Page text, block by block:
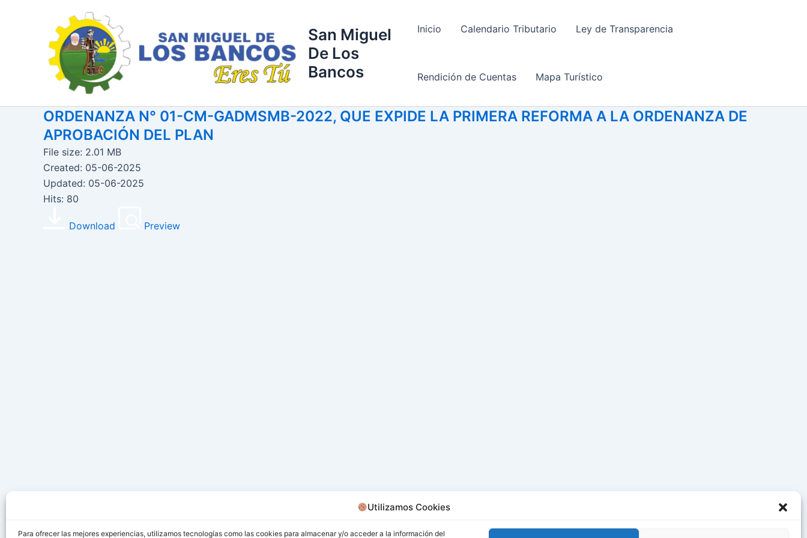
Utilizamos Cookies
Para ofrecer las mejores experiencias, utilizamos tecnologías como las cookies para almacenar y/o acceder a la información del
San Miguel
De Los
Bancos
Inicio Calendario Tributario Ley de Transparencia
Rendición de Cuentas Mapa Turístico
ORDENANZA N° 01-CM-GADMSMB-2022, QUE EXPIDE LA PRIMERA REFORMA A LA ORDENANZA DE
APROBACIÓN DEL PLAN
File size: 2.01 MB
Created: 05-06-2025
Updated: 05-06-2025
Hits: 80
Download Preview